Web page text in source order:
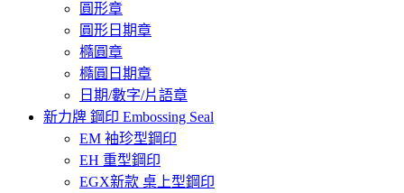
圓形章
圓形日期章
橢圓章
橢圓日期章
日期/數字/片語章
新力牌 鋼印 Embossing Seal
EM 袖珍型鋼印
EH 重型鋼印
EGX新款 桌上型鋼印